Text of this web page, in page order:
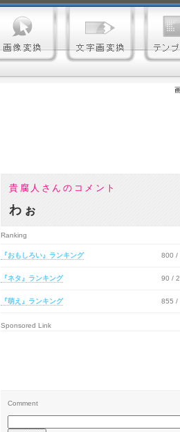
貴腐人さんのコメント
わぉ
Ranking
『おもしろい』ランキング 800 /
『ネタ』ランキング 90 /
『萌え』ランキング 855 /
Sponsored Link
Comment